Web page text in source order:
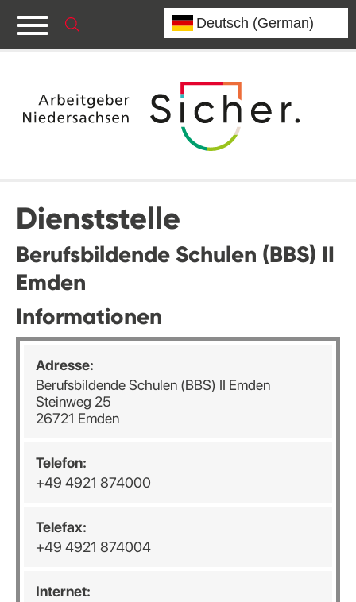
Dienststelle
Berufsbildende Schulen (BBS) II
Emden
Informationen
Adresse:
Berufsbildende Schulen (BBS) II Emden
Steinweg 25
26721 Emden
Telefon:
+49 4921 874000
Telefax:
+49 4921 874004
Internet: